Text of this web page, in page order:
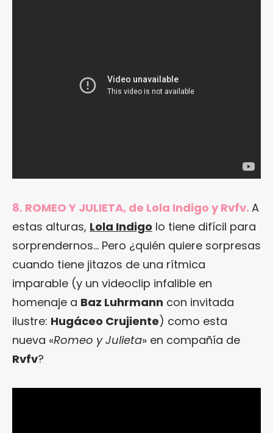
8. ROMEO Y JULIETA, de Lola Indigo y Rvfv. A
estas alturas, Lola Indigo lo tiene difícil para
sorprendernos… Pero ¿quién quiere sorpresas
cuando tiene jitazos de una rítmica
imparable (y un videoclip infalible en
homenaje a Baz Luhrmann con invitada
ilustre: Hugáceo Crujiente) como esta
nueva «Romeo y Julieta» en compañía de
Rvfv?